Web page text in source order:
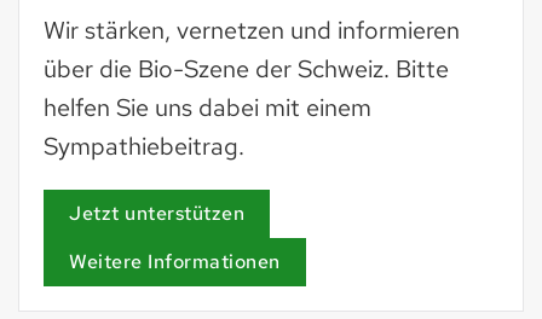
Wir stärken, vernetzen und informieren
über die Bio-Szene der Schweiz. Bitte
helfen Sie uns dabei mit einem
Sympathiebeitrag.
Jetzt unterstützen
Weitere Informationen